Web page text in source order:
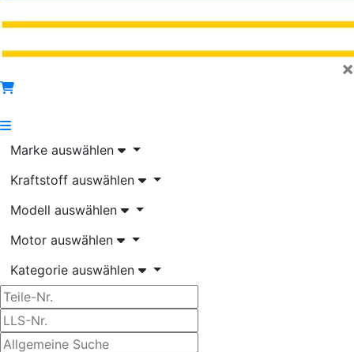
×
Marke auswählen
Kraftstoff auswählen
Modell auswählen
Motor auswählen
Kategorie auswählen